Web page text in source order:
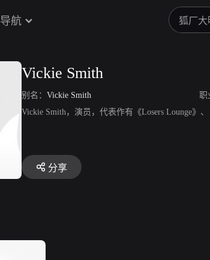
导航
Vickie Smith
别名： Vickie Smith 职
Vickie Smith，演员，代表作有《Losers Lounge》
分享